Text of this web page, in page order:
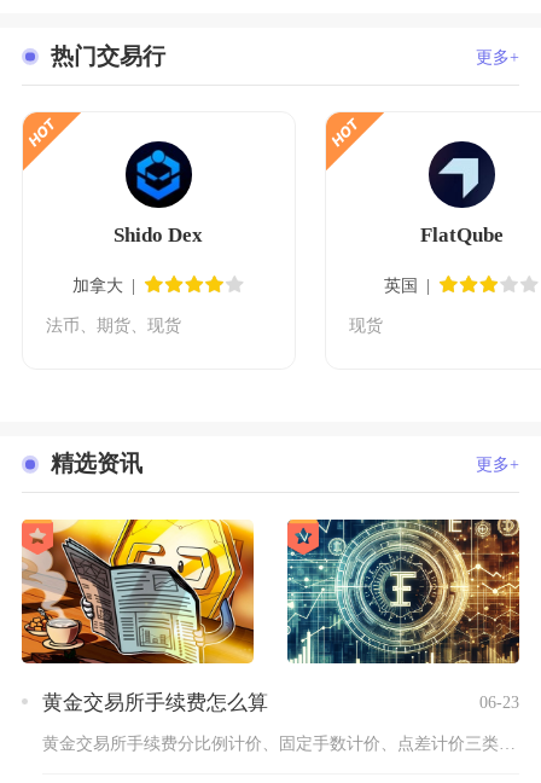
热门交易行 更多+
Shido Dex
加拿大
法币、期货、现货
FlatQube
英国
现货
精选资讯 更多+
黄金交易所手续费怎么算 06-23